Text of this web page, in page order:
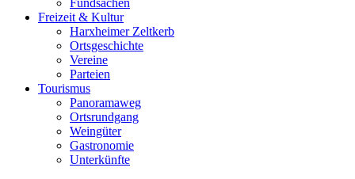
Fundsachen
Freizeit & Kultur
Harxheimer Zeltkerb
Ortsgeschichte
Vereine
Parteien
Tourismus
Panoramaweg
Ortsrundgang
Weingüter
Gastronomie
Unterkünfte